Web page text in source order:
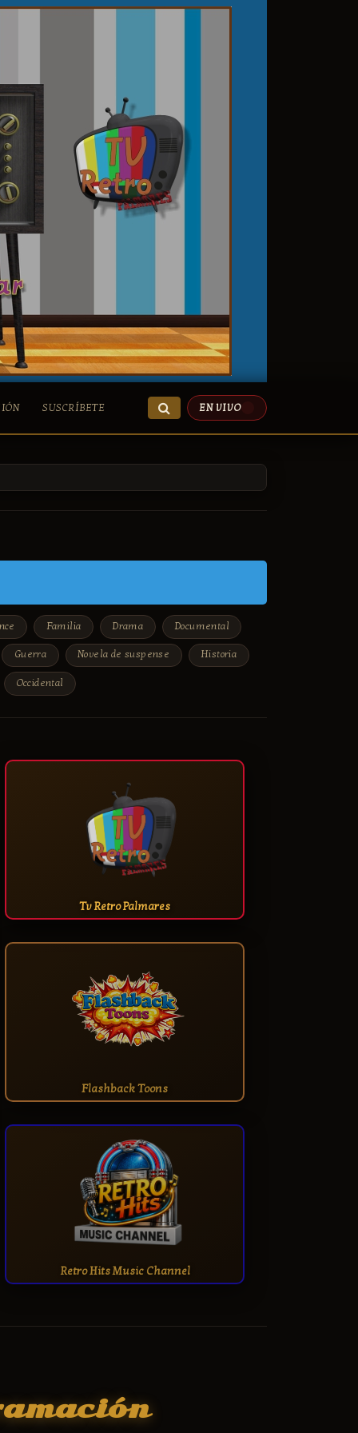
SUSCRÍBETE EN VIVO
Familia Drama Documental
Guerra Novela de suspense Historia
Occidental
Tv Retro Palmares
Flashback Toons
Retro Hits Music Channel